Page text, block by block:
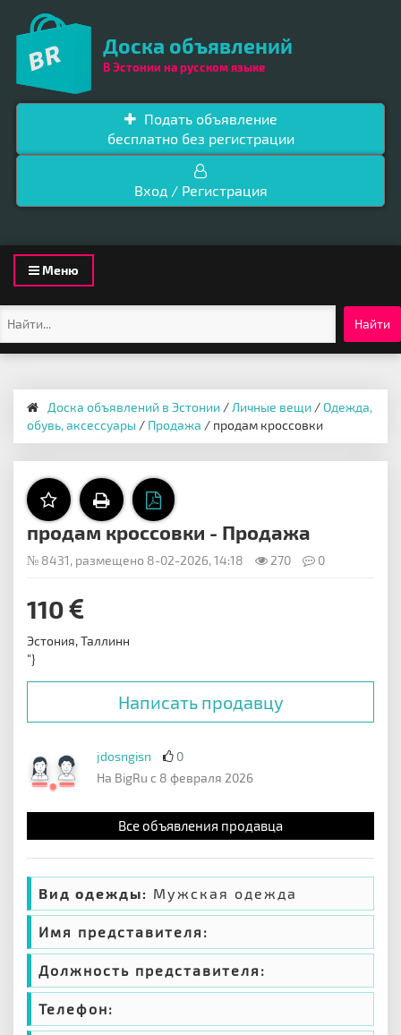
Доска объявлений
В Эстонии на русском языке
Подать объявление
бесплатно без регистрации
Вход / Регистрация
Toggle
navigation
Меню
Найти
Доска объявлений в Эстонии /Личные вещи /Одежда,
обувь, аксессуары / Продажа / продам кроссовки
продам кроссовки - Продажа
№ 8431, размещено 8-02-2026, 14:18 270 0
110
Эстония, Таллинн
"}
Написать продавцу
jdosngisn
0
На BigRu с 8 февраля 2026
Все объявления продавца
Вид одежды: Мужская одежда
Имя представителя:
Должность представителя:
Телефон: